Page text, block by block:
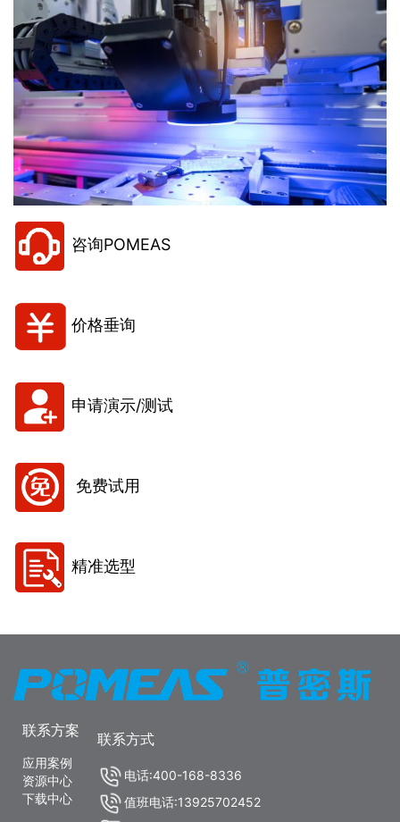
咨询POMEAS
价格垂询
申请演示/测试
免费试用
精准选型
联系方案
应用案例
资源中心
下载中心
联系方式
电话:400-168-8336
值班电话:13925702452